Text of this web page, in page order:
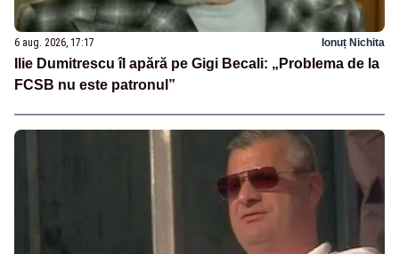
6 aug. 2026, 17:17 Ionuț Nichita
Ilie Dumitrescu îl apără pe Gigi Becali: „Problema de la
FCSB nu este patronul”